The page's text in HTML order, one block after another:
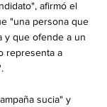
afirmó el
"una persona que
y que ofende a un
representa a
sucia" y